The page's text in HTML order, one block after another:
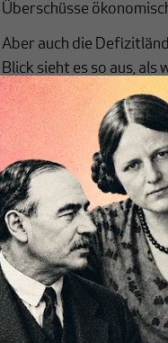
Überschüsse
Aber auch die
Blick sieht es so aus, als
bekommen und dafür
ÖkonomenGünther
mit den Marktanteilen
Innovationskompetenz.
Entwicklung zurück.
Spiegelbildlich
Lasten der
Innovationskompetenz.
mittel- und langfristig
Die Strategie der